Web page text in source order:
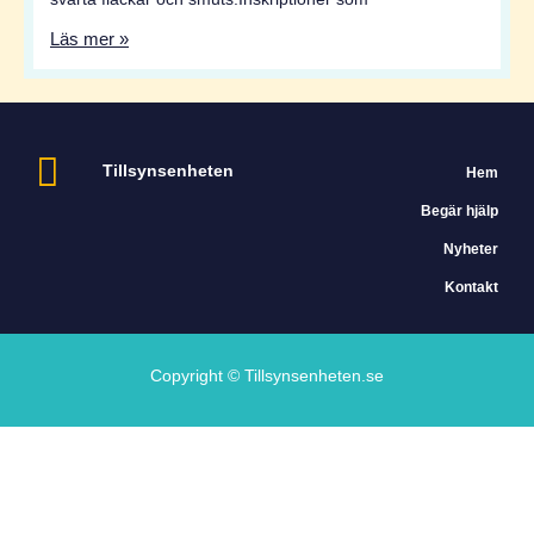
Läs mer »
Tillsynsenheten Hem
Begär hjälp
Nyheter
Kontakt
Copyright © Tillsynsenheten.se